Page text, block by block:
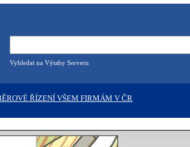
Vyhledat na Výtahy Serveru
ŘÍZENÍ VŠEM FIRMÁM V ČR